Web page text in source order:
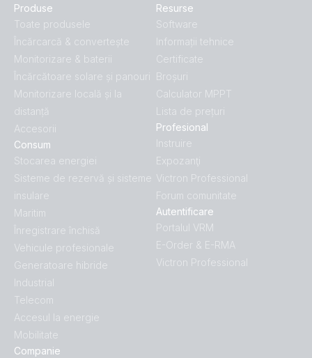
Produse
Toate produsele
Încărcarcă & convertește
Monitorizare & baterii
Încărcătoare solare și panouri
Monitorizare locală și la
distanță
Accesorii
Consum
Stocarea energiei
Sisteme de rezervă și sisteme
insulare
Maritim
Înregistrare închisă
Vehicule profesionale
Generatoare hibride
Industrial
Telecom
Accesul la energie
Mobilitate
Companie
Resurse
Software
Informații tehnice
Certificate
Broșuri
Calculator MPPT
Lista de prețuri
Profesional
Instruire
Expozanţi
Victron Professional
Forum comunitate
Autentificare
Portalul VRM
E-Order & E-RMA
Victron Professional